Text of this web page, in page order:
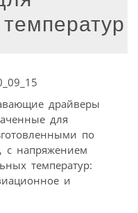
драйверы
для
по
с напряжением
температур:
и